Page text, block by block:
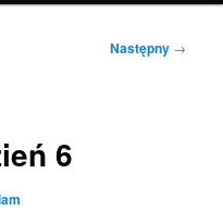
Następny →
6